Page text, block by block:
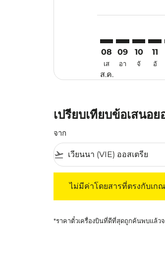
08
เส
ส.ค.
09
อา
10
จั
11
อั
เปรียบเทียบข้อเสนอ
จาก
flight_takeoff
ไม่มีค่าโดยสารที่ตรงกับเ
*ราคาตั๋วเครื่องบินที่ดีที่สุดถูกค้นพบแล้ว